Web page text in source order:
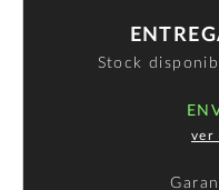
Stock
ver